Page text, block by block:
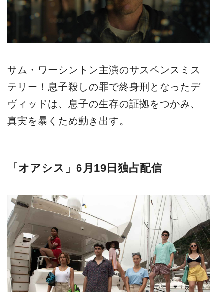
サム・ワーシントン主演のサスペンスミス
テリー！息子殺しの罪で終身刑となったデ
ヴィッドは、息子の生存の証拠をつかみ、
真実を暴くため動き出す。
「オアシス」6月19日独占配信